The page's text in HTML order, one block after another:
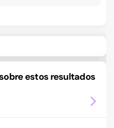
estos resultados